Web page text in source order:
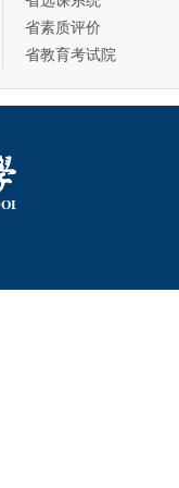
省素质评价
省教育考试院